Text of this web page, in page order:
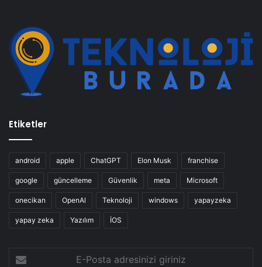
Etiketler
android apple ChatGPT Elon Musk franchise
google güncelleme Güvenlik meta Microsoft
onecikan OpenAl Teknoloji windows yapayzeka
yapay zeka Yazılım İOS
Posta